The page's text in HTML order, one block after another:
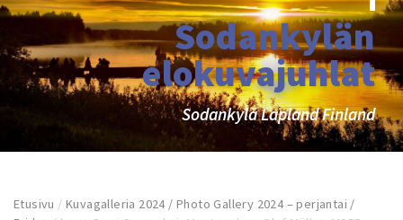
Sodankylän
elokuvajuhlat
Sodankylä Lapland Finland
Etusivu /Kuvagalleria 2024 / Photo Gallery 2024 – perjantai /